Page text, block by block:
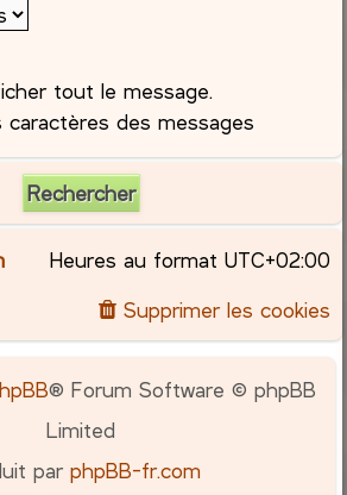
tout le message.
caractères des messages
Heures au format UTC+02:00
Supprimer les cookies
® Forum Software © phpBB
Limited
parphpBB-fr.com